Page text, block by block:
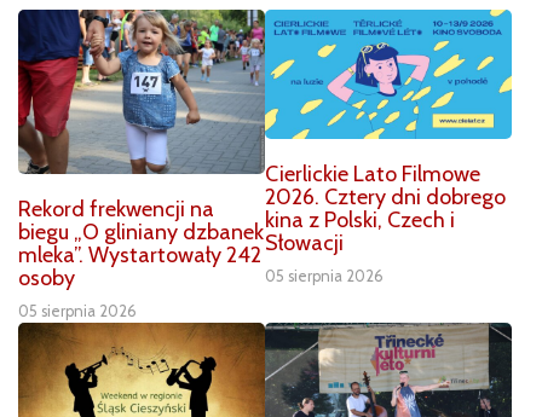
Rekord frekwencji na
biegu „O gliniany dzbanek
mleka”. Wystartowały 242
osoby
05 sierpnia 2026
Cierlickie Lato Filmowe
2026. Cztery dni dobrego
kina z Polski, Czech i
Słowacji
05 sierpnia 2026